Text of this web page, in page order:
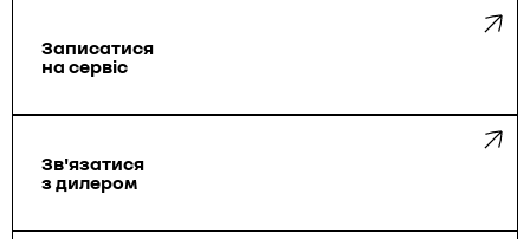
Записатися
на сервіс
Зв'язатися
з дилером